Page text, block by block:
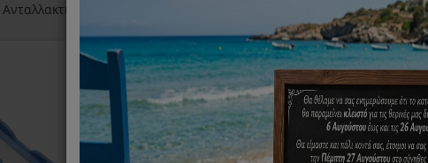
Φίλτρο Προστασίας Μοτερ Ηλεκτρικής Σκούπας
Φίλτρο
Κωδικός : 00577814
Διαθεσιμότητα :
Παράδοση